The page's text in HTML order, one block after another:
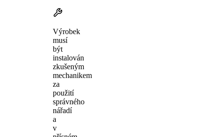
Výrobek
musí
být
instalován
zkušeným
mechanikem
za
použití
správného
nářadí
a
v